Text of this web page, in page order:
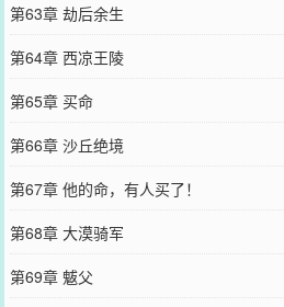
第63章 劫后余生
第64章 西凉王陵
第65章 买命
第66章 沙丘绝境
第67章 他的命，有人买了！
第68章 大漠骑军
第69章 魃父